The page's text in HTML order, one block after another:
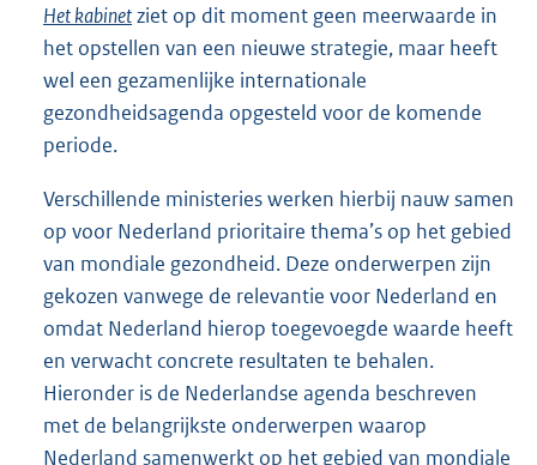
Het kabinetziet op dit moment geen meerwaarde in
het opstellen van een nieuwe strategie, maar heeft
wel een gezamenlijke internationale
gezondheidsagenda opgesteld voor de komende
periode.
Verschillende ministeries werken hierbij nauw samen
op voor Nederland prioritaire thema’s op het gebied
van mondiale gezondheid. Deze onderwerpen zijn
gekozen vanwege de relevantie voor Nederland en
omdat Nederland hierop toegevoegde waarde heeft
en verwacht concrete resultaten te behalen.
Hieronder is de Nederlandse agenda beschreven
met de belangrijkste onderwerpen waarop
Nederland samenwerkt op het gebied van mondiale